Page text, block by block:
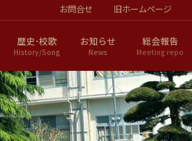
お問合せ 旧ホームページ
歴史･校歌
History/Song
お知らせ
News
総会報告
Meeting repo